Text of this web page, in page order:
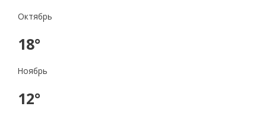
Октябрь
18°
Ноябрь
12°